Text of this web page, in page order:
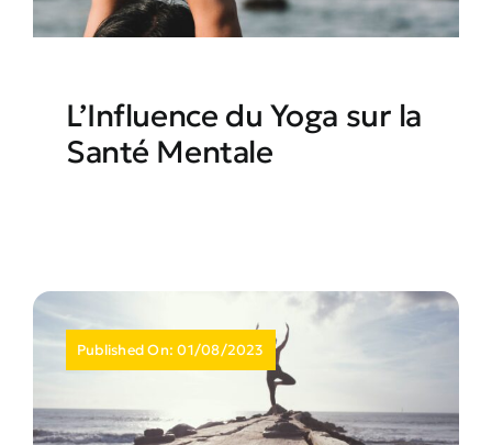
L’Influence du Yoga sur la
Santé Mentale
Published On: 01/08/2023